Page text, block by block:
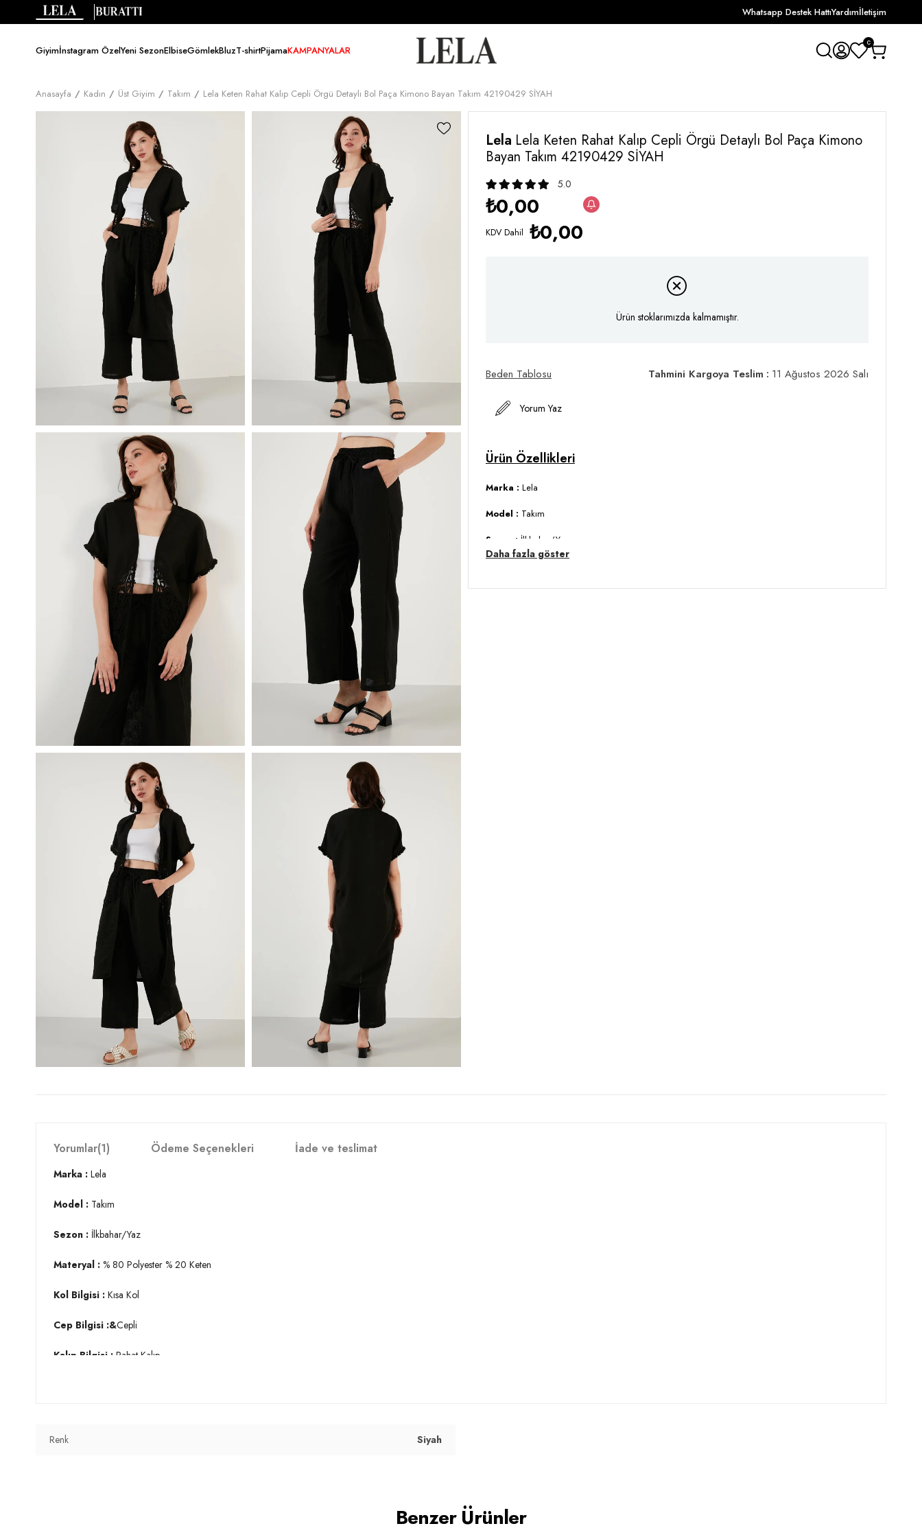
Whatsapp Destek HattıYardımİletişim
Giyimİnstagram ÖzelYeni SezonElbiseGömlekBluzT-shirtPijamaKAMPANYALAR
0
Anasayfa Kadın Üst Giyim Takım Lela Keten Rahat Kalıp Cepli Örgü Detaylı Bol Paça Kimono Bayan Takım 42190429 SİYAH
Lela Lela Keten Rahat Kalıp Cepli Örgü Detaylı Bol Paça Kimono
Bayan Takım 42190429 SİYAH
5.0
₺0,00
KDV Dahil ₺0,00
Ürün stoklarımızda kalmamıştır.
Beden Tablosu Tahmini Kargoya Teslim : 11 Ağustos 2026 Salı
Yorum Yaz
Marka : Lela
Model : Takım
Sezon : İlkbahar/Yaz
Kol Bilgisi :Kısa Kol
Daha fazla göster
Yorumlar(1) Ödeme Seçenekleri İade ve teslimat
Marka : Lela
Model : Takım
Sezon : İlkbahar/Yaz
Materyal : % 80 Polyester % 20 Keten
Kol Bilgisi : Kısa Kol
Cep Bilgisi :&Cepli
Kalıp Bilgisi : Rahat Kalıp
Renk Siyah
Benzer Ürünler